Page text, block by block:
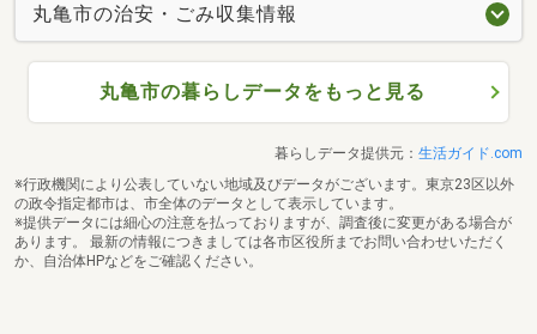
丸亀市の治安・ごみ収集情報
丸亀市の暮らしデータをもっと見る
暮らしデータ提供元： 生活ガイド.com
※行政機関により公表していない地域及びデータがございます。東京23区以外
の政令指定都市は、市全体のデータとして表示しています。
※提供データには細心の注意を払っておりますが、調査後に変更がある場合が
あります。 最新の情報につきましては各市区役所までお問い合わせいただく
か、自治体HPなどをご確認ください。